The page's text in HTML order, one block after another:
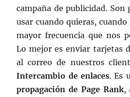
campaña de publicidad. Son
usar cuando quieras,
mayor frecuencia que nos
Lo mejor es enviar tarjetas
al correo de nuestros
Intercambio de enlaces. Es
propagación de Page Rank,